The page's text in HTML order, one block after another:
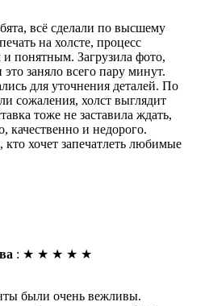
всё сделали по высшему
на холсте, процесс
и понятным. Загрузила фото,
заняло всего пару минут.
для уточнения деталей. По
сожаления, холст выглядит
тоже не заставила ждать,
качественно и недорого.
хочет запечатлеть любимые
: ★ ★ ★ ★ ★
были очень вежливы.